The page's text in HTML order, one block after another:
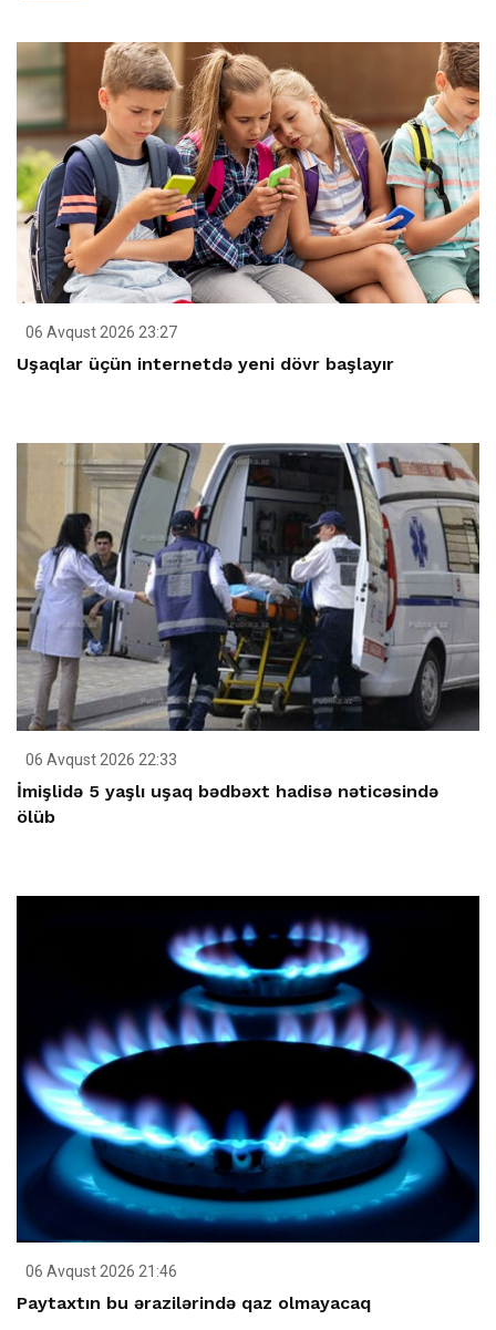
06 Avqust 2026 23:27
Uşaqlar üçün internetdə yeni dövr başlayır
06 Avqust 2026 22:33
İmişlidə 5 yaşlı uşaq bədbəxt hadisə nəticəsində
ölüb
06 Avqust 2026 21:46
Paytaxtın bu ərazilərində qaz olmayacaq